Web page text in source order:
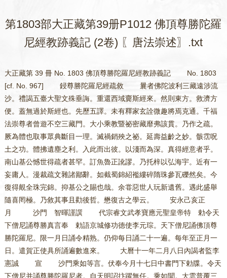
第1803部大正藏第39册P1012 佛頂尊勝陀羅
尼經教跡義記 (2卷) 〖唐法崇述〗.txt
大正藏第 39 冊 No. 1803 佛頂尊勝陀羅尼經教跡義記 No. 1803 [cf. No. 967] 鋟尊勝陀羅尼經疏敘 曩者佛陀波利三藏遠涉流沙。禮謁五臺大聖文殊垂誨。重還西域齎斯經來。然則東方。救濟方便。蓋無過於斯經也。先歷五譯。未有釋家玄詮微趣將焉克通。千福法崇尊者曾遊不空三藏門。大小乘教暨祕密藏靡弗該貫。乃作之疏。厥為體也取事眾典斷目一理。滅禍銷殃之祕。延壽益齡之妙。骸霑呪土之功。體拂遺塵之利。入此而出彼。以淺而為深。真得經意者乎。南山基公憾世得疏者甚罕。訂魚魯正訛謬。乃托梓以弘海宇。近有一妄庸人。漫裁疏文雜諸鄙辭。如截蜀錦紹襤縷碎隋珠參瓦礫然矣。今復得覿全珠完錦。抑基公之賜也哉。余甞惡世人玩新遺舊。遇此盛舉隨喜罔極。乃敘其事且勸後哲。懋復古之學云。 安永己亥正月 沙門 智暉謹譔 代宗睿文武孝寶應元聖皇帝特 勅令天下僧尼誦尊勝真言奉 勅語京城修功德使李元琮。天下僧尼誦佛頂尊勝陀羅尼。限一月日誦令精熟。仍仰每日誦二十一遍。每年至正月一日。遣賀正使具所誦遍數進來。 大曆十一年二月八日內謁者監李憲誠 宣 沙門乘如等言。伏奉今月十七日中書門下勅牒。令天下僧尼并誦尊勝陀羅尼者。自天明詔抃躍無任。乘如聞。大雲普覆三草皆滋。皇澤一施萬物咸潤。伏惟 陛下潤清淨之祕印。叶甘露之妙門。開佛頂用如來之慈。息人災行天帝之事。舉國諷誦嚮合風雪。觸類所聞咸除氛霧。豈保釐於剎土亦澄澹於身心。凡在緇林實荷鴻造。不勝仰戴 聖恩殊常之至。謹詣右銀臺門。奉表陳謝以聞。沙門乘如等誠歡誠喜謹言。 大曆十一年二月二十二日京城釋門眾大安國寺上座內外臨壇大德乘如等狀進 勅批。佛頂真言神力普救。受持嚴潔靈應無方。廣歡誦習。拯濟群品。師等梵園領袖慰愜當深謝知 沙門慧朗等言。伏奉恩勅。令天下僧尼誦持佛頂尊勝真言者。諸佛之心目。蒼生之津梁陛下受佛付囑。申以法化。慧朗跡在緇門。又叨近侍。愚誠之分。實驚實喜。伏惟 陛下謀協聖慈陰贊生利。致仁壽之域已在一言。播無疆之休以靖萬國。山川鬼神亦莫不寧。鳥獸魚鼈?將獲祐。僧有將進之路。俗成同善之風。此則陛下超天下之恩。忝承至道為用。豈愚僧日用而知者哉。生植之澤以云深厚。誨誘之德上答何陛。謹附中使元應金。奉表陳謝以聞。誠歡誠喜謹言。 大曆十一年二月二十三日京大興善寺鎮國文殊內閣院供奉賜紫袈裟沙門慧朗等狀進 勅批。佛頂真言神力廣被。庶資弘益普及含靈。比令誦持有勞表謝也。 佛頂尊勝陀羅尼經教跡義記卷上 上都千福寺沙門法崇進述 蓋聞。妙途凝邃理出於有無。至道希夷像超於視聽。然昏衢積闇資慧炬以開冥。苦海橫流假慈舟而拯溺。是知。三千世界俱霑有漏之津。百億諸天希出無明之境。粵有天子其名善住。三歸果滿十善因圓。怡神勝殿之中。縱寶華園之上。雖朝觀妙樂千齡之積慶未窮。夜聽空聲七日之餘殃已近。既迫將危之命。旋驚向受之軀。爰投喜見之尊。式敘憂聞之懼。遂得桓提降念帝尺主垂矜。俯寶池以求乞希方仰金山之請救我。世尊大悲拯物弘道濟生。俄現笑於丹唇。遽流光於紺頂。滅禍銷殃之祕法妙旨爰創。延齡益壽之奇方吉祥斯闡。故使憍尸獲利一時聞四辨之音。善住蒙恩六日發三希之歎。居寶宮而讚德既賀全軀。樹金地以酬恩更欣摩頂。題稱佛頂尊勝陀羅尼者。蓋當部之都名。則此經之別目也。其為文也雖辭約而理繁。其為用也實功深而利大。何則骸霑呪土天宮之樂果必登。體拂遺塵地獄之苦報斯斷。故使摩尼淨寶擬妙力於華編。閻浮檀金抵神功於葉偈。初稱佛號。先標兩足之雄名。次說頂言。方敘一身之貴相。尊以彌高立稱彰教體之彌高。勝以至妙受名表佛心之至妙。陀羅尼者梵語。此翻名曰總持。包四義之幽宗。括一經之極指。經者常也。亦曰轉也。八十八恒之眾聖同演說之。通稱常。三十三類諸天共流通之。別號轉。因此義故遂曰佛頂尊勝陀羅尼經也。 將釋此經。略以十門分別。 第一釋其教主。第二以處表事。第三顯教被機。第四見身同異。第五出經宗體。第六聽法軌儀。第七見聞得利。第八釋經題目。第九翻譯時節。第十依文判釋。 第一釋其教主者。依大智度論云。有五種。第一佛說。第二聖弟子說。第三諸天說。第四神仙說。第五變化說。今此經中但有其四無神仙說。為佛印可總名為經也。此即第一釋其教主竟。 第二以處表事者。有其三種。第一以國表事。第二以林表事。第三以園表事。且第一以國表事者。即是室羅筏國也。漢云名聞城也。即是中天竺國勝軍王所治之城。用表如來永超三界長出二乘悲潤四生身圓萬德。故居遠聞城也。第二以林表事者。即是誓多林。漢云最勝林。此即是戰勝太子所施之林。用表如來七覺法林慈蔭一切也。第三以園表事者。即是給孤獨園也。此是須達長者所施之園。表如來有無量法齎給施一切貧乏眾生也。此則是第二以處表事竟。 第三顯教被機者。然教門是一所學有三。故智度論云。兔馬象三獸渡河。淺深有異。如法華經云三子同出一門所樂各別。佛言。我若以小乘法教化諸眾生。我即墮慳貪。又維摩經曰。佛以一音演說法。眾生隨類各得解。上中下智各觀別故。下智觀故聲聞菩提。中智觀故緣覺菩提。上智觀故諸佛菩提。此則第三顯教被機竟。 第四見身同異者。如大梵王見佛身長千尺。又如應持菩薩見佛身長丈六。即便量佛頂上。過無數世界至華上佛剎。還見如來身長丈六。如報恩經云。外道見佛如孩子想。如聲聞人但見丈六身。菩薩見無邊身。諸佛見法性身。所以華嚴經曰。譬如淨滿月水水悉能現。影像雖無量本質未差別。諸佛法如是。隨感現眾像。化相雖無量法體無差別。此則第四見身同異竟。 第五出經宗體者。外道小乘各各不同。如涅槃經以佛性為宗。大般若經以空慧為宗。維摩經以不思議為宗。大集經以陀羅尼為宗。今者此經亦以陀羅尼為宗。以一切法而為經體。所以華嚴經(附錄四右引舊華嚴是同)云。一切世間諸佛境。皆悉能令轉法輪。於法自在無縛是謂如來真實智。又契經說。教體有其兩種。一者以文為教體。二者以義為教體。此總攝一切。今者以一切法為教體。此即第五出經宗體竟。 第六聽法儀軌者。依大集經云。說法者作三種想。第一作醫王想。第二作救病想。第三作拔苦想。聽法者亦作三種想。第一作甘露想。第二作醍醐想。第三作除病想。又智度論云。聽法者一心端視如渴思漿。如飢思食聞法歡喜。又智度論云。聽法有其三種。一者恭敬供養。二者受持讀誦。三者繫念思惟。第一恭敬供養者。是身業善能生聞慧。得三種福。一者長命人相具足。二者大富饒財寶。三者蓮華化生。第二受持讀誦者。是口業善能生思慧。得四種福。一者所言人信。二者所言人順。三者眷屬團圓。四者不被誹謗。第三繫念思惟者。是意業善能生修慧。得三種福。一者衣食自然。二者得大端正。三者得大智慧。此則是第六聽法儀軌竟。 第七見聞得利者。有其兩種。一者見聞得利。二者不見不聞不得利。一者見聞得利者。涅槃經曰若有善男子善女人。一聞大乘經。億百千劫不墮三塗八難。又涅槃經云。於一恒河沙諸佛前種善根。得暫聞大乘經。於二恒河沙諸佛前種善根。得聞大乘經。不生誹謗。於三恒河沙諸佛前種善根。能歡喜禮拜。於四恒河沙諸佛前種善根。能書寫流通。於五恒河沙諸佛前種善根。能受持讀誦。明知大乘經甚難得云云。又此經下文。若有須臾得聞此陀羅尼。千劫已來積造惡業聞悉消滅。更不復受惡道之身。當生諸佛淨土。又涅槃經曰。假使有人開王庫藏一日布施。所得功德無量無邊。不如有人一口稱佛功德。何況得聞大乘經典。又提謂經曰。不論聽法但入寺即得五種功德。一者端正為見三寶心生歡喜故。二者好聲為念佛故。三者生天不餘惡業故。四者尊貴為禮一切三寶故。五者得證涅槃為有餘福故。第二不見不聞不得利者有其七種。一者造惡眾生。二者受樂眾生。三者地獄眾生。四者餓鬼眾生。五者畜生眾生。六者病患眾生。七者遠行眾生。第一造惡眾生者貪造十惡五逆。不得聞經云云。第二受樂眾生者如人間富貴者。衣以羅綺。食以酒肉。若於上界諸天著三銖衣。五欲樂貪受快樂。不得聞經云云。第三地獄眾生者為八地獄四增十六隔等皆有刀山。滿目劍樹。侵身猛火。上燒刀輪下切貪受苦。故不得聞經云云。第四餓鬼。第五畜生。第六病患。第七遠行。此之四種以義意釋之云云。 第八釋經題目有其三種。一名佛頂尊勝陀羅尼。二名延壽。三名善吉祥。言佛者三覺之號故名為佛。頂者一身之勝立以名頂。尊者三世如來所共尊故。勝者二乘所不及故。陀羅尼者翻云總持。總持之義有其四種。具如上說。故言佛頂尊勝陀羅尼經。 第九翻譯時節者。西南國名罽賓。有婆羅門名佛陀波利。生居末法不覩聖容。遍覽圖書披撿經論。聞大士文殊師利在五臺山。為諸菩薩說華嚴經。遂即錫杖隨身。衣鉢隨體。發自天竺來詣震旦。至儀鳳元年到五臺山下。有黑雲靉靉白霧莽莽。來路莫知。去道誰辨。遂即誠心頂禮五體歸依。須臾之間雲開霧散。煥然除蕩無有烟雲。次復前行數十餘里。乃見地聳高山。天連翠嶺。崇神勵志徐步緩登。過五里已來忽見瑞雲如蓋。乃益悲泣流淚。合掌歎曰。人是凡人。聖是大聖。自非冥加何以得見。未舉首頃。忽見一老人。素服皓首。儀宇肅然。具婆羅門音。謂佛陀波利曰。大德遠來甚大辛苦。波利曰。故來禮謁文殊豈辭辛苦。老人曰。此土眾生造罪者多。修福者少。死入地獄者無量無邊。生諸淨土者萬中無一。其尊勝陀羅尼者。甚救此土眾生。不審大德將經來以否。佛陀波利曰。但是經論一不將來。但為禮拜文殊故來至此。老人曰。大德可却還西國取此經來。廣利群品開天堂門濟地獄苦。後會相見必示文殊。縱今得見未必能識。言訖忽然不見。時佛陀波利如喪所親悲泣懊惱。於是杖策西乘。屢移寒暑周遊九萬里。來去十餘年。永淳二歲還至大唐。所將梵本奉進宮闕。並具老人事由委悉同時俱奉。是月蒙垂屢問優賓特殊。爰勅右司賜絹三十匹。時中天竺國譯經三藏地婆訶羅唐云日照。宣風五印流化九州。勅令請此法師並追典客令杜行顗等於內翻譯。翰簡斯畢奉獻于聖。曾所未聞倍常珍敬。每日先披數遍。後履萬機。祕之內宮無令外有。波利竊惟云。應感此神人備說尊勝功能此土含生蒙潤。豈復九重有賴。萬姓無憑。比者委命捐生不辭勞苦。冀望天人福利幽顯有安。於是表叫紫微庶流玄澤載布經本傅示未聞。皇上愍此懇誠允其前志。勅令未傳者附已譯者留。既遂本懷悲欣交集。頂戴跪受百倍恒心。然貝葉天文未訣句義。若無重譯豈訓將來。沙門順貞西明寺僧也。妙閑梵語。彌解經文。乃與大德測法師並罽賓三藏。於西明寺再更翻出。即日照三藏所譯於先。波利法師所翻於後。雖文質少異而義理不殊。尋其兩本是永淳二年之翻也。波利還齎梵本入五臺山。自爾迄今音塵無嗣。是知大權方便文殊引接。千歲一遇其此之謂歟。羅什古譯還有一本。 第十依文判釋。 如是者。 述曰。此經一部分為三分。先明三分。後明二序。言三分者。一教起因緣分。二聖教所說分。三依教奉行分。從經如是我聞下至具如上說是教起因緣分。從爾時如來下至俱來見我是聖教所說分。從爾時天帝下至信受奉行是依教奉行分。夫聖人說法必有所敘。所化俗流須驚耳。率爾而說。不起敬情。故經先標教起因緣分。既淨心信仰即開宗受法。次明聖教所說分群生不寂大悲無限。是以傳訓故言依教奉行分。就前第一教起因緣分中復分為二。一者證信序。二者發起序。從如是我聞已下至與大菩薩僧萬二千人俱是證信序。從爾時三十三天已下至具如上說是發起序。先明證信序。後明發起序。言證信序者有六句經文。一信。二聞。三時。四主。五處。六眾也。六義若圓即能證信。六義不足不能證成。爰以天親論偈云。前三明弟子。後三證師說。一切修多羅法門皆如是。就信成就之中復分為三者。一明有之所由。二明顯六成就。三正解其信。第一明有之所由者。周穆王五十二年壬申之歲二月十五日平旦。忽然黑風暴起日無精光。發屋折樹大地震動。過齊已後天下大暗。從西方有白光十二道左右通徹。穆王問大史扈多曰。此是何祥也。扈多對曰。西方有大聖人將欲滅度故現此相。當此之時有是如來世尊欲入涅槃之日。阿難見佛欲入涅槃。其心憂惱悲涕流淚。如喪父母時。長老無滅語阿難曰。豈同凡夫有其憂惱也。當問如來四種大事。此即第一有之所由。第二顯六成就者。有其三種。一為斷疑。二為生信。三為止謗。第一斷疑者。大智度論云。如來世尊於二月十五日娑羅雙樹間而入涅槃。爾時諸天恐將法滅。往迦葉所。頂禮摩訶迦葉。是以而說偈言。耆年慾恚慢已除。其形譬如紫金柱。上下端嚴妙無比。目明清淨如蓮華。爾時諸天說偈讚已白迦葉言。大德法船將沒。法城將頹。法海將竭。法幢將倒。法燈將滅。爾時大迦葉報諸天言。世間無常不久盲冥。默然受請。爾時天等禮迦葉已。各各還天宮。爾時大迦葉即自思惟。我當能報佛恩。故為一切天人結集法藏。即便身昇虛空住須彌山頂。擊鐘楗鎚而說偈言。佛諸弟子若念於佛。當報佛恩。莫入涅槃。當傳此楗鎚聲及迦葉語一時普遍三千世界。是佛弟子能悉聞我語。得阿羅漢者一時來集大迦葉所。爾時大迦葉告大眾言。佛所將滅法今將欲滅可共結集。結集已訖隨涅槃。時大迦葉至王舍城。選得千人。唯除阿難未得羅漢。餘者九百九十九人皆是羅漢。問何為只取千人不多不少。答頻婆娑羅王者阿闍世王之父也。發願每日供養千僧。乃至其子阿闍世王亦準父法。時大迦葉至王舍城已。告阿闍世王言。我今欲結集法藏。王可辦供。是時迦葉與一千人俱往耆闍崛山。夏三月安居初十五日說戒訖時。大迦葉即便入定觀眾中誰有煩惱應逐出者。唯有阿難。餘者是羅漢。時大迦葉以手牽阿難。出眾而語之曰。此是清淨之眾結集三藏。汝結未盡不應住此。爾時阿難慚恥而自念云。我仕世尊二十五年。不會如是生苦惱。實是大慈含忍白迦葉言。我為供養故故留殘結。迦葉曰。汝更有六種應懺突吉羅懺悔。一者請度女人出家。滅我正法五百年。二者不請佛住。三者不與佛水。四者疊欝多羅僧臥。五者蹈佛僧伽梨衣。六者以佛陰藏視於女人。有此六罪。汝應懺悔。阿難答曰。我聞過去未來世佛皆有四種所以。請放女人出家。第二不請佛住世者。為魔蔽我心故。第三不與佛水者。為上流處有五百乘車過其水混濁。不堪與佛水。第四者疊欝多羅僧臥者。為患身痛故。第五疊佛僧伽梨衣以足蹈上者。為風吹錯入足下。第六以佛陰藏視女人者。令女人生厭也。阿難即於眾中脫革履。偏袒右肩長跪合掌。作突吉羅罪懺悔。懺悔已訖。大迦葉即於僧中以手牽阿難出而告之曰。汝若殘結未盡勿復來也。即便閉門將諸羅漢共相謂言。誰能結集毘尼法藏。時阿泥樓豆言。舍利弗弟子憍梵婆提者善解毘尼。今在天上尸利沙園說毘尼。爾時大迦葉差羅漢往忉利天。為僧使故如雁迅飛往到天上憍梵婆提所。頭面禮足。問訊起居。白言。大德。南閻浮提今有僧事。可疾速往。憍梵婆提曰。僧不鬪諍耶。佛日滅度耶。破和合僧耶。比丘答曰。佛已滅度。憍梵婆提云。佛滅太疾。世間眼滅。又問。我和尚舍利弗在不。答曰。已入涅槃。又問。摩訶目連在不。答曰亦入涅槃。爾時憍梵婆提報比丘言。我今既失離欲大師。和尚復滅。更往何為。我今不能重下閻浮提。可於此處入般涅槃。作是語已。即便入定。踊上處虛空現十八變。現神變已。自心化出。以火燒身。火中出水。水分四道流下。至大迦葉結集三藏之處。水中有聲說偈而言。憍梵婆提頭面禮諸眾第一大德僧。聞佛滅度我隨去。如大象去象子隨去。爾時下座比丘還閻浮提耆闍崛山中結集法藏之處明阿難果。爾時阿難即於當證得羅漢即敲堂門。大迦葉問曰。敲門者是誰。阿難答曰。我是阿難。迦葉問曰。汝何為來。阿難復答曰。我已證羅漢。迦葉報曰。汝既證羅漢隨意入來。阿難既入。迦葉令阿難昇高座。昇座已後。如來修三十二相八十種好。爾時阿難一心合掌向佛入涅槃處而說偈言。佛初說法時爾時我不見。展轉聞佛在波羅奈。佛為五比丘初開甘露門。說四真諦法苦集滅道。阿若憍陳如得見道。及八萬諸天聞是得見道。爾時阿難說此偈已。時千羅漢皆言。無常力大。我等眼見佛。同聲說偈。我見佛身相。猶如紫金山。妙相眾德滅。唯有名獨存。是故當方便。來出於三界。勤集諸善根。涅槃最為樂。是千羅漢說此偈已。遂復本座。時大迦葉對優婆離先集五部律藏。次對阿難集素怛覽藏阿毘達磨二藏。信如來初轉法輪乃至般涅槃集四阿含。一增一阿含。二長阿含。三中阿含。四相應阿含。總名修多羅藏。爾時大迦葉結集法藏已訖。方耆闍崛山中告諸弟子曰。今日晡時是吾入涅槃之時。諸弟子一時下山告王舍城一切貴人曰。摩訶迦葉今日晡時入涅槃。爾時一切人民各懷愁惱。一時至大迦葉所。迦葉為說種種法要。即便著佛所屬僧迦梨衣。執持衣鉢。手提錫杖。如金翅鳥踴身空中現十八變。現神變已便願言。願我此身得見彌勒。發願已訖直入耆闍崛山中。如入軟泥。入已還合。住待彌勒。至人壽八萬歲身長八十尺有彌勒佛出世。長一百六十尺。面廣二十四尺。圓光十里。三會度人說法人民懈怠。爾時彌勒佛即以足指案耆闍崛山。即為開山。開已訖時。大迦葉著僧伽梨衣出禮拜彌勒。上昇虛空現十八變。現神變已而入涅槃。當爾之時度無數眾。此即第一斷疑。第二生信者。如大地能生草木。信如父母能資養男女。若佛寶則資長法身。此則第二生信。如外道經書則無如是六義。所以被誹謗。第三正解其信。言如是者。真俗齊通。理事雙舉。師資并稱。凡聖同歸。十地纔可闕望。三乘莫知其本。又注法華云。如是者感應之瑞。所以大寶經云。如來凡常說法先現三種大吉祥瑞。一為梵音。二為妙香。三為光明。現此三種變成寶臺。遍至十方。普動世界。眾生見者身毛皆竪。發勝心品。能令眾生煩惱崩落。如毘濕藥置毒藥中。令彼毒藥變成甘露。如是吉祥妙藥置八萬四千塵勞中變成真如甘露。所以如是吉祥瑞。略有十喻說如是。一者積薪諭。二者師子筋諭。三者轉輪王諭。四者寶精諭。五者檀香諭。六者賓伽羅諭。七者耆婆鼓諭。八者師子乳諭。九者功德瓶諭。十者水精珠諭。第一積薪燒盡。二師子筋作琴弦。三以輪降伏。四寶精諭光明。五檀香諭者。攝伊蘭林方四十里。六者賓伽羅諭者。優婆塞戒經曰。迦陵國中有七寶藏。名曰賓伽羅。具足七寶。眾生取之無盡。信亦如是。能生一切諸佛法寶也。七者耆婆鼓諭者。如明了論云。耆婆鼓。但有一切眾生入軍陣中遇諸毒箭。以枚擊鼓。所有毒箭一時皆出無諸苦痛。信亦如是。信心一發。能令三毒之箭一時即出。八者師子乳諭者。華嚴經曰。如師子乳投諸乳中悉化為水。信亦如是。能化一切煩惱。變為法水法湛菩提。九功德瓶諭者。智度論云。有婆羅門。於十二年中事功德天以求如意。十二年滿功德天現授與一瓶云。汝所須者從此瓶索即得如意。信亦如是。能生一切諸善功德。十水精諭者。唯識論云。有諸濁水以置此珠威力得水即清淨。信亦如是。能令不信混濁悉得清淨也。又真諦三藏云。如是者。離諸謗故名為如是。謗有五種。一增益謗。二損減謗。三相違謗。四愚癡謗。五戲論謗。言此經因果決定實有是增益謗。言此經因果實無是損減謗。言此經因果亦有亦無相違謗。言此經因果非有非無愚癡謗。言此經因果非非有非非無戲論謗。言離五謗故名如是。又佛地論云。如是者。依四義釋。第一譬諭釋。第二教誨釋。第三問答釋。第四許可釋。第一譬諭釋者。汝今福貴如毘沙門。第二教誨釋者。汝當如是讀誦如是修行。第三問答釋者。如是我聞如是宣說。第四許可釋者。我當為汝如是宣說。梁武帝云。如斯之言是佛所說故言如是。又靜泰法師云。如即指法。是即定辭。如法所說一切皆是故言如是。又肇法師解云。信即所言之理順。順即師資之道成。故在經初建言如是。今解如者如三世諸佛之言。是者即三世諸佛之所說。故言如是。又梁朝攝論。信有三種。一信實有。二信有可得。三信有無窮功德。譬如木中定有火性鑽之火得。得有種種功用。佛性亦爾。今者略為十釋。一入聖位之初因。出凡籠之漸果。二食法味之嘉首。荷法寶於兩肩。三獲七財之原首。得王力之初心。四三乘所依止。萬行因此而修。五湛心水之清珠。朗意性之課濁。六出淤泥之中。七超生死之險路。八沈苦海之舟船。九採法寶之手足。十遊曠野之甲伏。所以唯識論善十一中有其三段。一有之所由。二解六中信。三斷疑生信止謗。以淨信為體。如水精珠能清濁水也。上來雖有三種不同。總明第一信成就竟。 我聞者。 述曰。第二聞成就也。亦作三門分別。一釋阿難名。二釋阿難因。三正釋其聞字。第一阿難釋名者。是梵語。漢云歡喜。故五分律曰。師子頰王有其四子皆作國王。一名淨飯。二名白飯。二名斛飯。四名甘露飯。且淨飯王有其二子。一名悉達多。二名難陀。白飯王亦有二子。一名拔提。二名提沙。斛飯王亦有二子。一名提婆達多。二名阿難陀。甘露飯王亦有二子。一名摩訶男。二名阿泥盧豆。其淨梵王大子悉達多者。年十九捨輪王位。於二月八日夜半子時踰城出家。一志安禪合掌定心而坐。苦行六年。日食麻麥。皮骨相連。王聞如是。悲泣歎曰。我子捨輪王位。空無所得。菩薩於後食香乳訖。入尼連禪河。洗其質已。往金剛座。自發誓言。不破結跏成等正覺。發是語已天地震動。魔宮不安。時天魔波旬既見菩薩將欲成道。將八十億魔女及鬼種種相惱。滿六十由旬來怖菩薩。爾時菩薩入慈定三昧。令魔刀箭化作蓮華。魔知不如。即往淨飯王宮而惱其父王。於虛空中而告之曰。汝子昨夜命終已訖。王聞驚怖不覺墮床。良久乃蘇。悲泣流淚而說偈言。阿夷陀言虛。瑞應亦無驗。先得吉利名。一切無所獲。爾時淨飯王說此語已。菩提樹神見佛成道。將天曼陀羅華往淨飯王宮。於虛空中而說偈言。汝子已成道。魔眾已退散。光明如日月。普照十方國。時王疑曰。前言我子已死今道成佛。所言何耶。樹神答曰。前是魔王故來相惱。我是菩提樹神。今來相慶。王時喜曰。我子捨輪王成法輪王。彼此無失。淨飯王正歡喜之時。斛飯王來報淨飯王曰。貴弟夫人已誕一男。王聞歡喜。眾慶皆來。可因此樂而名為歡喜。又如頌曰。面如淨滿月。眼若青蓮華。佛法大海水。流入阿難心。此即第一釋阿難名竟。第二釋阿難因。如法華經云。我與阿難於空王佛所同時發心。我常行精進。阿難常樂多聞。又釋迦牟尼佛昔迦葉佛時為沙彌。時師主每日令誦千言。復令常乞二人食。恐誦經不得。在路啼哭。爾時有一長者。問沙彌曰。汝何為憂惱。沙彌報曰。我和尚令我誦千言。復令我常乞二人食。我恐誦經不得。所以憂惱。長者報曰。汝可安心誦經。自今已後。常來向弟子家取二人食。師若成佛願為法藏弟子。昔日誦經沙彌者即釋迦牟尼佛。是施食長者即阿難。是此則第二釋阿難因竟。第三正釋其文。佛地論云。我為諸蘊世俗假名。聞為耳根發識聽受所說。廢別就總。故說我聞。問曰。佛讚無我。何為傳法。菩薩稱曰我聞。答曰。此佛說法常依二諦。一者俗諦。一者真諦。言我聞者。俗諦說耳。佛言諸根說於我或說於無我。諸法實相中無我無非我。又朗法師解根不能聞耳識不能知合不能聞此則不聞也。親承音旨簡異說傳。故曰我聞。問曰。如來五十年說法。阿難仕佛適經二十五年。前二十五年阿難總不聞。何故一代之教皆曰我聞。答曰。依報恩經云。為阿難重說十二部經。是故一代之教皆曰我聞。問曰。阿難何為能持十二部經。答曰。阿難得金華三昧。能持十二部經。又涅槃經云。阿難具足八法。能持十二部經。一者信根堅固。二者其心質直。三者身無苦痛。四者常懃精進。五者具足念心。六者心無憍慢。七者成就聞慧。八者從聞生智慧具足八法。能持十二部經。面如滿月。士女奔馳。目類青蓮華。貴賤咸仰。佛光夜照。聞奏慶喜之言。天蘂朝開。晨歸舞蹈之樂。如來演法常有瓶受之能。大聖弘經乃有金言之美。一聞俱領。八法齊修。四生所以重聞十方於茲再唱。親承音旨簡異傍傳故曰我聞。上來雖有三種不同。總明第二聞成就竟。 一時者。 述曰。第三時成就也。亦作三門分別。第一釋假名時。第二釋不思議時。第三正釋其時。第一假名時者。如陶家輪勢一極時。又如俱舍論云。時中極少一剎那時。凡人一念有九十剎那。一剎那時有九百生滅。一百二十剎那名一怛剎那。六十怛剎那為一臘縛。三十臘縛為一牟呼栗多。三十牟呼栗多為一日一夜。此則第一釋假名時竟。第二釋不思議時者。諸佛境界不思議時。於一剎那攝一劫。一時普應竟無差別。故名一時。又維摩經說。或有眾生樂久住世。菩薩即演七日以為一劫。或有眾生不樂久住。菩薩即促一劫以為七日。又如大通智勝如來說法華經。時會聽者六十小劫不起於座為如食頃。此則第二釋不思議時竟。第三正解其時者。法王啟運之日。大眾嘉會之時。故云一時。佛地論云。說一部經之時。非為剎那相續。乃至究竟總名一時。又真諦三藏解云。輪王出世七寶一時。法王出世法寶一時。令機教符會無差異時。故言一時。良謂小品立彼有斯大乘元無來無往。當常現常之代妄見空華。不滅實滅之初劫石於茲假稱。所以六十小劫攝在一時。明知妄立之言託境方稱。時義所為說聽無二。故言一時。又三藏解云。具足十義故名一時。一佛出世時。二說正法時。三聽正法時。四持正法時。五思正法時。五修正法時。七下善種時。八成熟善種時。九解脫善種時。十心平等時。且一佛出世時者。如輪王出世時七寶一時可得。法王出世時法寶一時可聞。輪王出世未見者令聞。二說正法時者。佛說正法。一切狂聾皆得醒悟